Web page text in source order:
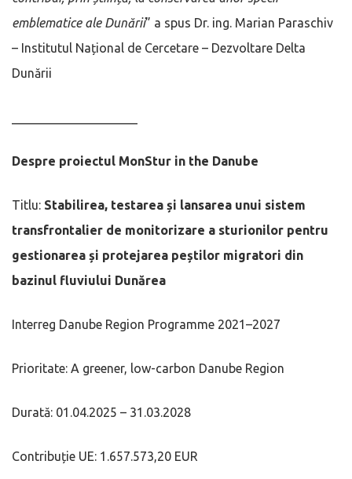
emblematice ale Dunării” a spus Dr. ing. Marian Paraschiv
– Institutul Național de Cercetare – Dezvoltare Delta
Dunării
Despre proiectul MonStur in the Danube
Titlu: Stabilirea, testarea și lansarea unui sistem
transfrontalier de monitorizare a sturionilor pentru
gestionarea și protejarea peștilor migratori din
bazinul fluviului Dunărea
Interreg Danube Region Programme 2021–2027
Prioritate: A greener, low-carbon Danube Region
Durată: 01.04.2025 – 31.03.2028
Contribuție UE: 1.657.573,20 EUR